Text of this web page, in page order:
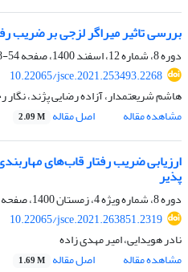
بررسی تاثیر میراگر لزجی بر ضریب
دوره 8، شماره 12، اسفند 1400، صفحه
54-68
10.22065/jsce.2021.253493.2268
هاشم شریعتمدار، آزاده رضایی پژند، نگار
مشاهده مقاله
اصل مقاله 2.09 M
ارزیابی ضریب رفتار قاب‌های
پذیر
دوره 8، شماره ویژه 4، زمستان 1400، صفحه
10.22065/jsce.2021.263851.2319
نادر هویدایی، امیر مهدی زاده
مشاهده مقاله
اصل مقاله 1.69 M